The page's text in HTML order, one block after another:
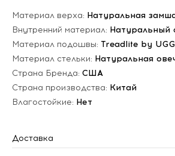
Материал верха: Натуральная
Внутренний материал: Натуральный
Материал подошвы: Treadlite by
Материал стельки: Натуральная
Страна Бренда: США
Страна производства: Китай
Влагостойкие: Нет
Доставка